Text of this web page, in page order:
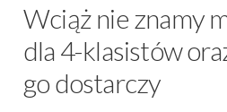
Wciąż nie znamy
dla 4-klasistów
go dostarczy